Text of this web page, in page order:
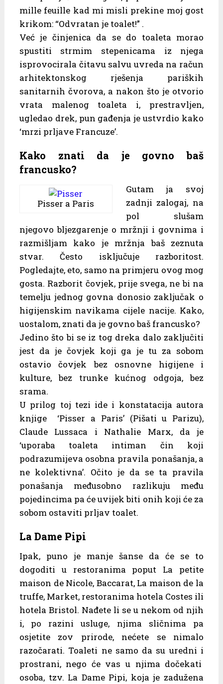
mille feuille kad mi misli prekine moj gost
krikom: “Odvratan je toalet!” .
Već je činjenica da se do toaleta morao
spustiti strmim stepenicama iz njega
isprovocirala čitavu salvu uvreda na račun
arhitektonskog rješenja pariških
sanitarnih čvorova, a nakon što je otvorio
vrata malenog toaleta i, prestravljen,
ugledao drek, pun gađenja je ustvrdio kako
‘mrzi prljave Francuze’.
Kako znati da je govno baš
francusko?
Pisser a Paris
Gutam ja svoj
zadnji zalogaj, na
pol slušam
njegovo bljezgarenje o mržnji i govnima i
razmišljam kako je mržnja baš zeznuta
stvar. Često isključuje razboritost.
Pogledajte, eto, samo na primjeru ovog mog
gosta. Razborit čovjek, prije svega, ne bi na
temelju jednog govna donosio zaključak o
higijenskim navikama cijele nacije. Kako,
uostalom, znati da je govno baš francusko?
Jedino što bi se iz tog dreka dalo zaključiti
jest da je čovjek koji ga je tu za sobom
ostavio čovjek bez osnovne higijene i
kulture, bez trunke kućnog odgoja, bez
srama.
U prilog toj tezi ide i konstatacija autora
knjige ‘Pisser a Paris’ (Pišati u Parizu),
Claude Lussaca i Nathalie Marx, da je
‘uporaba toaleta intiman čin koji
podrazumijeva osobna pravila ponašanja, a
ne kolektivna’. Očito je da se ta pravila
ponašanja međusobno razlikuju među
pojedincima pa će uvijek biti onih koji će za
sobom ostaviti prljav toalet.
La Dame Pipi
Ipak, puno je manje šanse da će se to
dogoditi u restoranima poput La petite
maison de Nicole, Baccarat, La maison de la
truffe, Market, restoranima hotela Costes ili
hotela Bristol. Nađete li se u nekom od njih
i, po razini usluge, njima sličnima pa
osjetite zov prirode, nećete se nimalo
razočarati. Toaleti ne samo da su uredni i
prostrani, nego će vas u njima dočekati
osoba, tzv. La Dame Pipi, koja je zadužena